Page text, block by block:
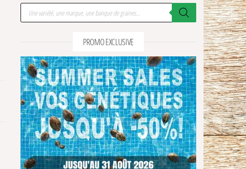
Recherche de produits
PROMO EXCLUSIVE